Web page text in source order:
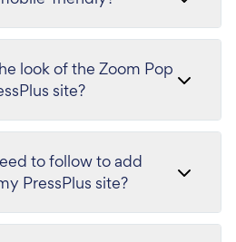
look of the Zoom Pop
site?
to follow to add
PressPlus site?